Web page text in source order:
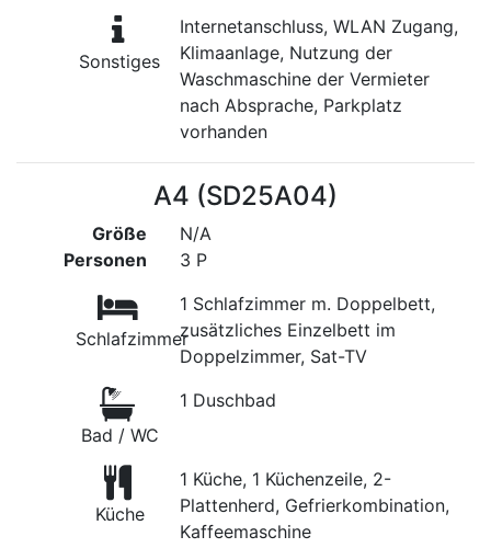
Sonstiges
Internetanschluss, WLAN Zugang,
Klimaanlage, Nutzung der
Waschmaschine der Vermieter
nach Absprache, Parkplatz
vorhanden
A4 (SD25A04)
Größe
Personen
N/A
3 P
Schlafzimmer
1 Schlafzimmer m. Doppelbett,
zusätzliches Einzelbett im
Doppelzimmer, Sat-TV
Bad / WC
1 Duschbad
Küche
1 Küche, 1 Küchenzeile, 2-
Plattenherd, Gefrierkombination,
Kaffeemaschine